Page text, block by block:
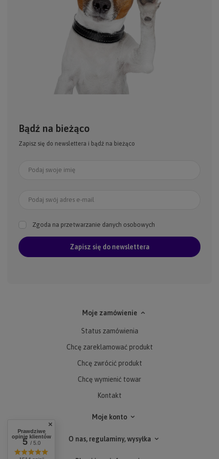
Bądź na bieżąco
Zapisz się do newslettera i bądź na bieżąco
Podaj swoje imię
Podaj swój adres e-mail
Zgoda na przetwarzanie danych osobowych
Zapisz się do newslettera
Moje zamówienie
Status zamówienia
Chcę zareklamować produkt
Chcę zwrócić produkt
Chcę wymienić towar
Kontakt
Moje konto
O nas, regulaminy, wysyłka
Prawdziwe
opinie klientów
5/ 5.0